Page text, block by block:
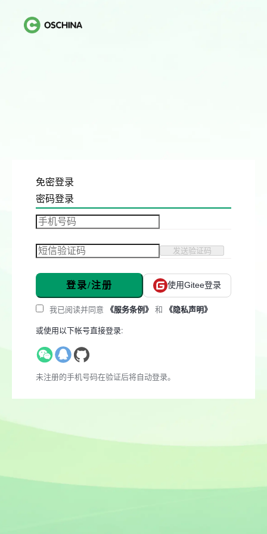
免密登录
密码登录
发送验证码
登录/注册 使用Gitee登录
我已阅读并同意 《服务条例》 和 《隐私声明》
或使用以下帐号直接登录:
未注册的手机号码在验证后将自动登录。